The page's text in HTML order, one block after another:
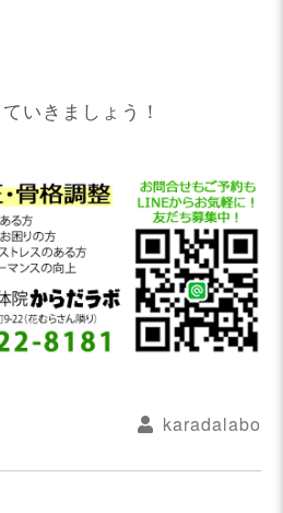
いきましょう！
karadalabo